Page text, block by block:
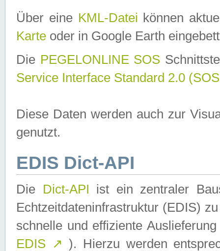
Über eine KML-Datei können
Karte oder in Google Earth
Die PEGELONLINE SOS
Service Interface Standard 2.0
Diese Daten werden auch zur
genutzt.
EDIS Dict-API
Die Dict-API ist ein zentraler
Echtzeitdateninfrastruktur (EDIS)
schnelle und effiziente
EDIS ↗ ). Hierzu werden